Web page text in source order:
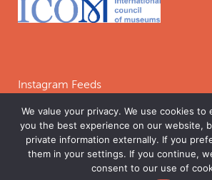
Instagram Feeds
Follow on
We value your privacy. We use cookies
you the best experience on our website,
private information externally. If you
them in your settings. If you continue,
consent to our use of